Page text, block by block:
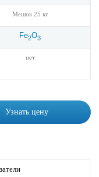
Мешок 25 кг
Fe2O3
нет
Узнать цену